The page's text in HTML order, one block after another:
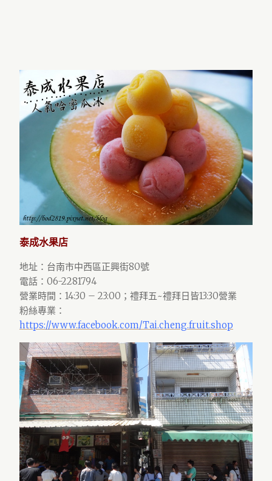
泰成水果店
地址：台南市中西區正興街80號
電話：06-2281794
營業時間：14:30 – 23:00；禮拜五~禮拜日皆13:30營業
粉絲專業：
https://www.facebook.com/Tai.cheng.fruit.shop